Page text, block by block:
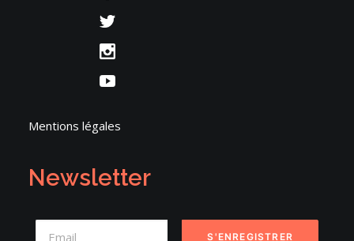
Mentions légales
Newsletter